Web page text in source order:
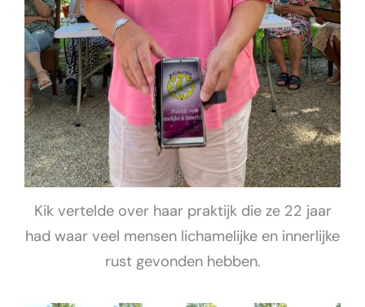
Kik vertelde over haar praktijk die ze 22 jaar
had waar veel mensen lichamelijke en innerlijke
rust gevonden hebben.